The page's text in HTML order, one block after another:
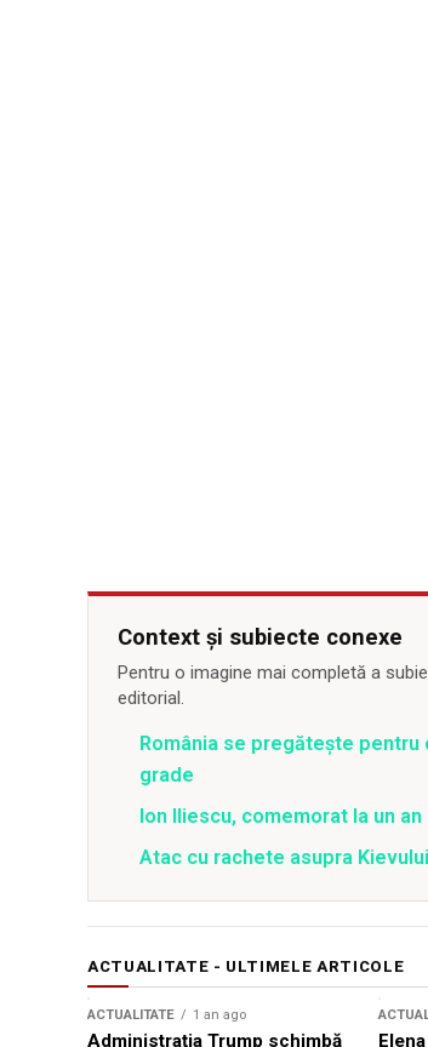
Context și subiecte conexe
Pentru o imagine mai completă a
editorial.
România se pregătește
grade
Ion Iliescu, comemorat la un
Atac cu rachete asupra
ACTUALITATE - ULTIMELE ARTICOLE
ACTUALITATE 1 an ago
Administrația Trump schimbă